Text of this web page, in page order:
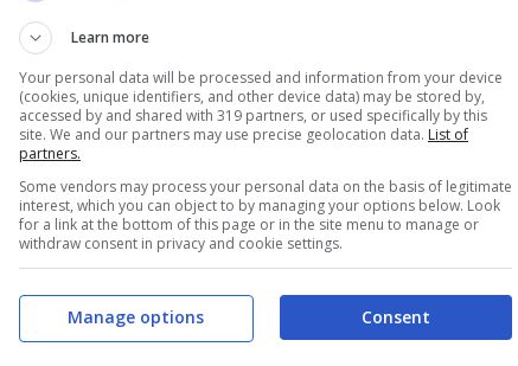
varie appare scontato che sia più probabile
o al 150 e quindi sono i canali stessi a tenere ad
sono previste alcune interessanti novità e
numerazione LCN Nazionale per il digitale
alcune interessanti novità. In primo luogo
automatica dei canali ed in questo modo
nello specifico come cambia la lista e la
Learn more
Your personal data will be processed and information from your device
(cookies, unique identifiers, and other device data) may be stored by,
accessed by and shared with 319 partners, or used specifically by this
site. We and our partners may use precise geolocation data. List of
partners.
Some vendors may process your personal data on the basis of legitimate
interest, which you can object to by managing your options below. Look
for a link at the bottom of this page or in the site menu to manage or
withdraw consent in privacy and cookie settings.
Consent
Manage options